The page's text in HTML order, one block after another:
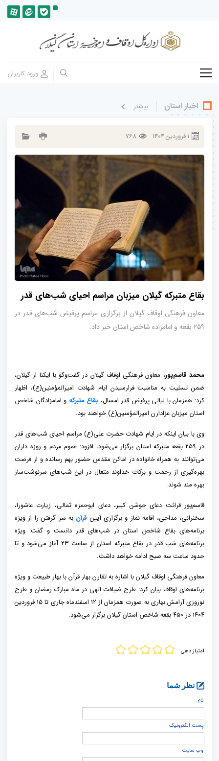
اخبار استان بيشتر
1فروردين1404
768
بقاع متبرکه گیلان میزبان مراسم احیای شب‌های قدر
معاون فرهنگی اوقاف گیلان از برگزاری مراسم پرفیض شب‌های قدر در
۲۵۹ بقعه و امامزاده شاخص استان خبر داد.
محمد قاسم‌پور، معاون فرهنگی اوقاف گیلان در گفت‌وگو با ایکنا از گیلان،
ضمن تسلیت به مناسبت فرارسیدن ایام شهادت امیرالمؤمنین(ع)، اظهار
کرد: همزمان با لیالی پرفیض قدر امسال، بقاع متبرکه و امامزادگان شاخص
استان میزبان عزادارن امیرالمؤمنین(ع) خواهند بود.
وی با بیان اینکه در ایام شهادت حضرت علی(ع) مراسم احیای شب‌های قدر
در ۲۵۹ بقعه متبرکه استان برگزار می‌شود، افزود: عموم مردم و روزه داران
می‌توانند به همراه خانواده در اماکن مقدس حضور بهم رسانده و از فرصت
بهره‌گیری از رحمت و برکات خداوند متعال در این شب‌های سرنوشت‌ساز
بهره مند شوند.
قاسم‌پور قرائت دعای جوشن کبیر، دعای ابوحمزه ثمالی، زیارت عاشورا،
سخنرانی، مداحی، اقامه نماز و برگزاری آیین قرآن به سر گرفتن را از ویژه
برنامه‌های بقاع شاخص استان در شب‌های قدر دانست و گفت: ویژه
برنامه‌های شب قدر در بقاع متبرکه استان از ساعت ۲۳ آغاز می‌شود و تا
حدود ساعت سه صبح ادامه خواهد داشت.
معاون فرهنگی اوقاف گیلان با اشاره به تقارن بهار قرآن با بهار طبیعت و ویژه
برنامه‌های اوقاف بیان کرد: طرح ضیافت الهی در ماه مبارک رمضان و طرح
نوروزی آرامش بهاری به صورت همزمان از ۱۲ اسفندماه جاری تا ۱۵ فروردین
۱۴۰۴ در ۴۵۰ بقعه شاخص استان گیلان برگزار می‌شود.
امتیاز دهی
نظر شما
نام
پست الكترونيک
وب سایت